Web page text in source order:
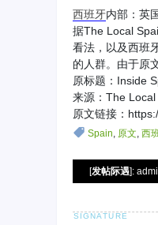
西班牙内部：英
据The Local
看法，以及西班
的人群。由于原
原标题：Inside
来源：The Local
原文链接：
Spain, 原文, 西
[发帖际遇]: